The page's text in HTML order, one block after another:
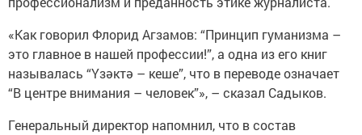
«Как говорил Флорид Агзамов: “Принцип гуманизма –
это главное в нашей профессии!”, а одна из его книг
называлась “Үзәктә – кеше”, что в переводе означает
“В центре внимания – человек”», – сказал Садыков.
Генеральный директор напомнил, что в состав